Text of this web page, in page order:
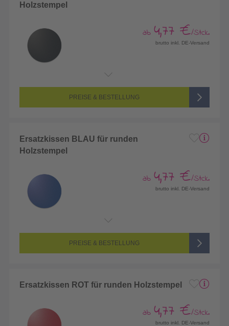
Holzstempel
ab 4,77 €/Stck.
brutto inkl. DE-Versand
PREISE & BESTELLUNG
Ersatzkissen BLAU für runden
Holzstempel
ab 4,77 €/Stck.
brutto inkl. DE-Versand
PREISE & BESTELLUNG
Ersatzkissen ROT für runden Holzstempel
ab 4,77 €/Stck.
brutto inkl. DE-Versand